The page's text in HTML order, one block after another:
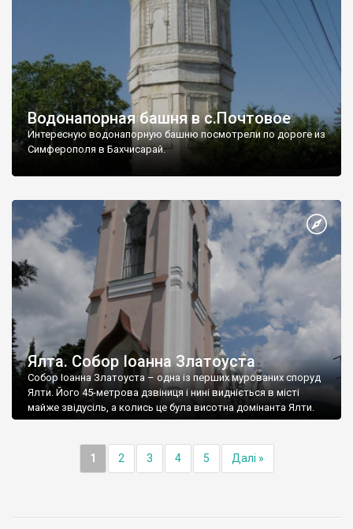
Водонапорная башня в с.Почтовое
Интересную водонапорную башню посмотрели по дороге из
Симферополя в Бахчисарай.
Ялта. Собор Іоанна Златоуста
Собор Іоанна Златоуста – одна із перших мурованих споруд
Ялти. Його 45-метрова дзвіниця і нині видніється в місті
майже звідусіль, а колись це була висотна домінанта Ялти.
1 2 3 4 5 Далі »